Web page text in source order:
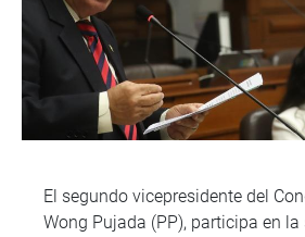
El segundo vicepresidente del
Wong Pujada (PP), participa en